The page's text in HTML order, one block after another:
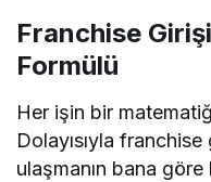
Franchise
Formülü
Her işin bir
Dolayısıyla
ulaşmanın bana